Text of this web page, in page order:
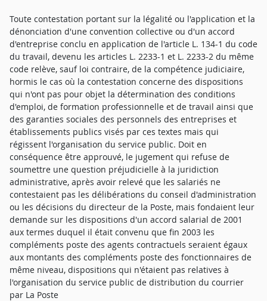
Toute contestation portant sur la légalité ou l'application et la
dénonciation d'une convention collective ou d'un accord
d'entreprise conclu en application de l'article L. 134-1 du code
du travail, devenu les articles L. 2233-1 et L. 2233-2 du même
code relève, sauf loi contraire, de la compétence judiciaire,
hormis le cas où la contestation concerne des dispositions
qui n'ont pas pour objet la détermination des conditions
d'emploi, de formation professionnelle et de travail ainsi que
des garanties sociales des personnels des entreprises et
établissements publics visés par ces textes mais qui
régissent l'organisation du service public. Doit en
conséquence être approuvé, le jugement qui refuse de
soumettre une question préjudicielle à la juridiction
administrative, après avoir relevé que les salariés ne
contestaient pas les délibérations du conseil d'administration
ou les décisions du directeur de la Poste, mais fondaient leur
demande sur les dispositions d'un accord salarial de 2001
aux termes duquel il était convenu que fin 2003 les
compléments poste des agents contractuels seraient égaux
aux montants des compléments poste des fonctionnaires de
même niveau, dispositions qui n'étaient pas relatives à
l'organisation du service public de distribution du courrier
par La Poste